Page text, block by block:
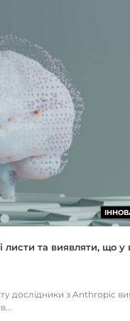
листи та виявляти, що у
дослідники з Anthropic